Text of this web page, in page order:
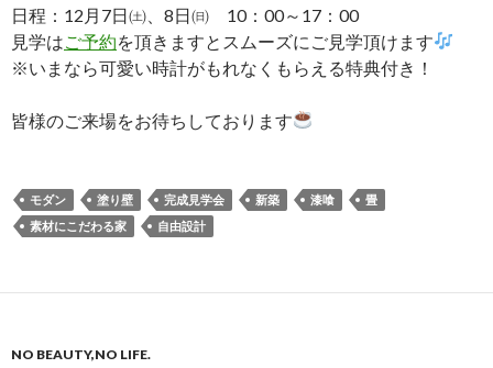
日程：12月7日㈯、8日㈰ 10：00～17：00
見学は ご予約を頂きますとスムーズにご見学頂けます
※いまなら可愛い時計がもれなくもらえる特典付き！
皆様のご来場をお待ちしております
モダン 塗り壁 完成見学会 新築 漆喰
畳
素材にこだわる家
自由設計
NO BEAUTY,NO LIFE.